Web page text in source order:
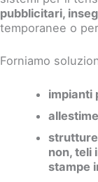
pubblicitari,
temporanee o
Forniamo
impianti
non, teli
stampe